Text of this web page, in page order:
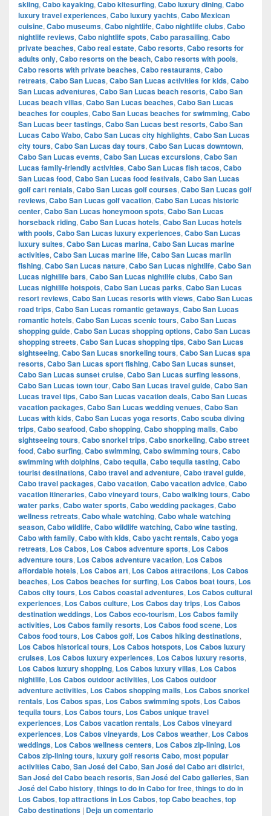
skiing, Cabo kayaking, Cabo kitesurfing, Cabo luxury dining, Cabo
luxury travel experiences, Cabo luxury yachts, Cabo Mexican
cuisine, Cabo museums, Cabo nightlife, Cabo nightlife clubs, Cabo
nightlife reviews, Cabo nightlife spots, Cabo parasailing, Cabo
private beaches, Cabo real estate, Cabo resorts, Cabo resorts for
adults only, Cabo resorts on the beach, Cabo resorts with pools,
Cabo resorts with private beaches, Cabo restaurants, Cabo
retreats, Cabo San Lucas, Cabo San Lucas activities for kids, Cabo
San Lucas adventures, Cabo San Lucas beach resorts, Cabo San
Lucas beach villas, Cabo San Lucas beaches, Cabo San Lucas
beaches for couples, Cabo San Lucas beaches for swimming, Cabo
San Lucas beer tastings, Cabo San Lucas best resorts, Cabo San
Lucas Cabo Wabo, Cabo San Lucas city highlights, Cabo San Lucas
city tours, Cabo San Lucas day tours, Cabo San Lucas downtown,
Cabo San Lucas events, Cabo San Lucas excursions, Cabo San
Lucas family-friendly activities, Cabo San Lucas fish tacos, Cabo
San Lucas food, Cabo San Lucas food festivals, Cabo San Lucas
golf cart rentals, Cabo San Lucas golf courses, Cabo San Lucas golf
reviews, Cabo San Lucas golf vacation, Cabo San Lucas historic
center, Cabo San Lucas honeymoon spots, Cabo San Lucas
horseback riding, Cabo San Lucas hotels, Cabo San Lucas hotels
with pools, Cabo San Lucas luxury experiences, Cabo San Lucas
luxury suites, Cabo San Lucas marina, Cabo San Lucas marine
activities, Cabo San Lucas marine life, Cabo San Lucas marlin
fishing, Cabo San Lucas nature, Cabo San Lucas nightlife, Cabo San
Lucas nightlife bars, Cabo San Lucas nightlife clubs, Cabo San
Lucas nightlife hotspots, Cabo San Lucas parks, Cabo San Lucas
resort reviews, Cabo San Lucas resorts with views, Cabo San Lucas
road trips, Cabo San Lucas romantic getaways, Cabo San Lucas
romantic hotels, Cabo San Lucas scenic tours, Cabo San Lucas
shopping guide, Cabo San Lucas shopping options, Cabo San Lucas
shopping streets, Cabo San Lucas shopping tips, Cabo San Lucas
sightseeing, Cabo San Lucas snorkeling tours, Cabo San Lucas spa
resorts, Cabo San Lucas sport fishing, Cabo San Lucas sunset,
Cabo San Lucas sunset cruise, Cabo San Lucas surfing lessons,
Cabo San Lucas town tour, Cabo San Lucas travel guide, Cabo San
Lucas travel tips, Cabo San Lucas vacation deals, Cabo San Lucas
vacation packages, Cabo San Lucas wedding venues, Cabo San
Lucas with kids, Cabo San Lucas yoga resorts, Cabo scuba diving
trips, Cabo seafood, Cabo shopping, Cabo shopping malls, Cabo
sightseeing tours, Cabo snorkel trips, Cabo snorkeling, Cabo street
food, Cabo surfing, Cabo swimming, Cabo swimming tours, Cabo
swimming with dolphins, Cabo tequila, Cabo tequila tasting, Cabo
tourist destinations, Cabo travel and adventure, Cabo travel guide,
Cabo travel packages, Cabo vacation, Cabo vacation advice, Cabo
vacation itineraries, Cabo vineyard tours, Cabo walking tours, Cabo
water parks, Cabo water sports, Cabo wedding packages, Cabo
wellness retreats, Cabo whale watching, Cabo whale watching
season, Cabo wildlife, Cabo wildlife watching, Cabo wine tasting,
Cabo with family, Cabo with kids, Cabo yacht rentals, Cabo yoga
retreats, Los Cabos, Los Cabos adventure sports, Los Cabos
adventure tours, Los Cabos adventure vacation, Los Cabos
affordable hotels, Los Cabos art, Los Cabos attractions, Los Cabos
beaches, Los Cabos beaches for surfing, Los Cabos boat tours, Los
Cabos city tours, Los Cabos coastal adventures, Los Cabos cultural
experiences, Los Cabos culture, Los Cabos day trips, Los Cabos
destination weddings, Los Cabos eco-tourism, Los Cabos family
activities, Los Cabos family resorts, Los Cabos food scene, Los
Cabos food tours, Los Cabos golf, Los Cabos hiking destinations,
Los Cabos historical tours, Los Cabos hotspots, Los Cabos luxury
cruises, Los Cabos luxury experiences, Los Cabos luxury resorts,
Los Cabos luxury shopping, Los Cabos luxury villas, Los Cabos
nightlife, Los Cabos outdoor activities, Los Cabos outdoor
adventure activities, Los Cabos shopping malls, Los Cabos snorkel
rentals, Los Cabos spas, Los Cabos swimming spots, Los Cabos
tequila tours, Los Cabos tours, Los Cabos unique travel
experiences, Los Cabos vacation rentals, Los Cabos vineyard
experiences, Los Cabos vineyards, Los Cabos weather, Los Cabos
weddings, Los Cabos wellness centers, Los Cabos zip-lining, Los
Cabos zip-lining tours, luxury golf resorts Cabo, most popular
activities Cabo, San José del Cabo, San José del Cabo art district,
San José del Cabo beach resorts, San José del Cabo galleries, San
José del Cabo history, things to do in Cabo for free, things to do in
Los Cabos, top attractions in Los Cabos, top Cabo beaches, top
Cabo destinations | Deja un comentario